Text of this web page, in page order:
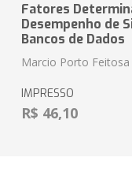
Fatores
Desempenho de
Bancos de Dados
Marcio Porto Feitosa
IMPRESSO
R$ 46,10